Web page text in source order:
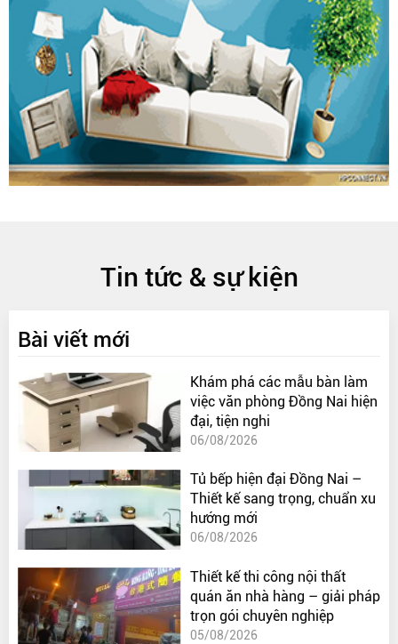
Tin tức & sự kiện
Bài viết mới
Khám phá các mẫu bàn làm
việc văn phòng Đồng Nai hiện
đại, tiện nghi
06/08/2026
Tủ bếp hiện đại Đồng Nai –
Thiết kế sang trọng, chuẩn xu
hướng mới
06/08/2026
Thiết kế thi công nội thất
quán ăn nhà hàng – giải pháp
trọn gói chuyên nghiệp
05/08/2026